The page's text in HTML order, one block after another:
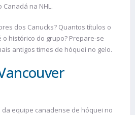
na NHL.
dos Canucks? Quantos títulos o
o histórico do grupo? Prepare-se
antigos times de hóquei no gelo.
equipe canadense de hóquei no